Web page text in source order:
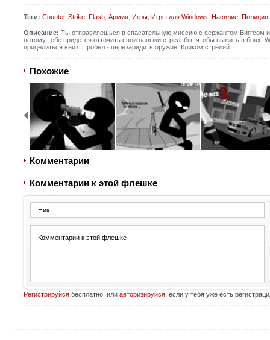
Теги: Counter-Strike, Flash, Армия, Игры, Игры для Windows Насилие, Полиция
Описание: Ты отправляешься в спасательную миссию с сержантом Биггсом
потому тебе придется отточить свои навыки стрельбы, чтобы выжить в боях.
прицелиться вниз. Пробел - перезарядить оружие. Кликом стреляй.
Похожие
Комментарии
Комментарии к этой флешке
Регистрируйсябесплатно, или авторизируйся, если у тебя уже есть